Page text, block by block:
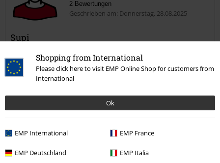
Shopping from International
Please click here to visit EMP Online Shop for customers from
International
Ok
EMP International EMP France
EMP Deutschland EMP Italia
2 Bewertungen
Geschrieben am: Donnerstag, 28.08.2025
Supi
Qualität
Weite